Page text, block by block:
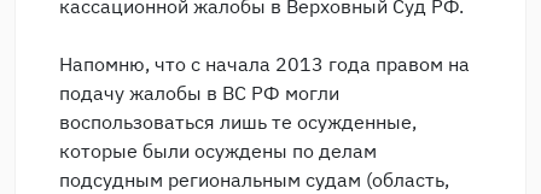
кассационной жалобы в Верховный Суд РФ.
Напомню, что с начала 2013 года правом на
подачу жалобы в ВС РФ могли
воспользоваться лишь те осужденные,
которые были осуждены по делам
подсудным региональным судам (область,